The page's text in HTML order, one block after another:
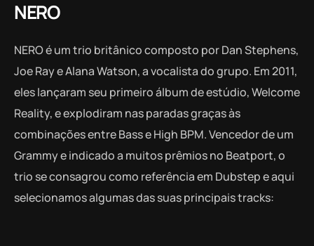
NERO
NERO é um trio britânico composto por Dan Stephens,
Joe Ray e Alana Watson, a vocalista do grupo. Em 2011,
eles lançaram seu primeiro álbum de estúdio, Welcome
Reality, e explodiram nas paradas graças às
combinações entre Bass e High BPM. Vencedor de um
Grammy e indicado a muitos prêmios no Beatport, o
trio se consagrou como referência em Dubstep e aqui
selecionamos algumas das suas principais tracks: